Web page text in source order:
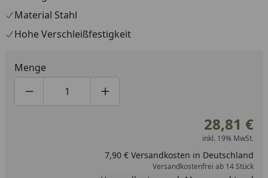
Material Stahl
Hohe Verschleißfestigkeit
Menge
Produktmenge um eins verringern
Produktmenge manuell eingeben
Produktmenge um eins erhöhen
28,81 €
inkl. 19% MwSt.
7,90 € Versandkosten in Deutschland
Versandkostenfrei ab 14 Stück